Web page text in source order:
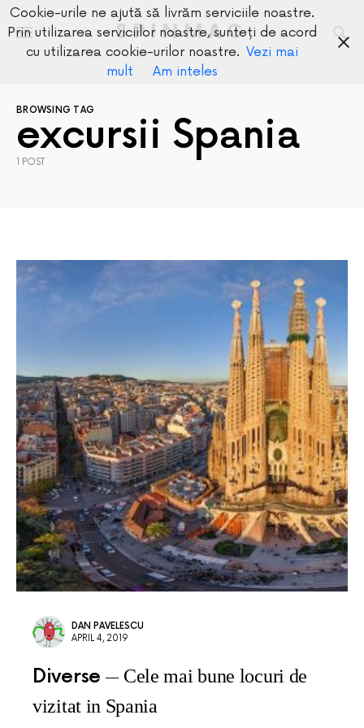
SPINMAG
BROWSING TAG
excursii Spania
1 POST
DAN PAVELESCU
APRIL 4, 2019
Diverse
Cele mai bune locuri de
vizitat in Spania
Cookie-urile ne ajută să livrăm serviciile noastre.
Prin utilizarea serviciilor noastre, sunteți de acord
cu utilizarea cookie-urilor noastre. Vezi mai
mult
Am inteles